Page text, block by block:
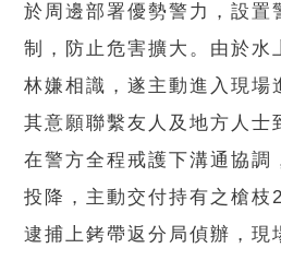
於周邊部署優勢警力，設置
制，防止危害擴大。由於水
林嫌相識，遂主動進入現場
其意願聯繫友人及地方人士
在警方全程戒護下溝通協調
投降，主動交付持有之槍枝
逮捕上銬帶返分局偵辦，現